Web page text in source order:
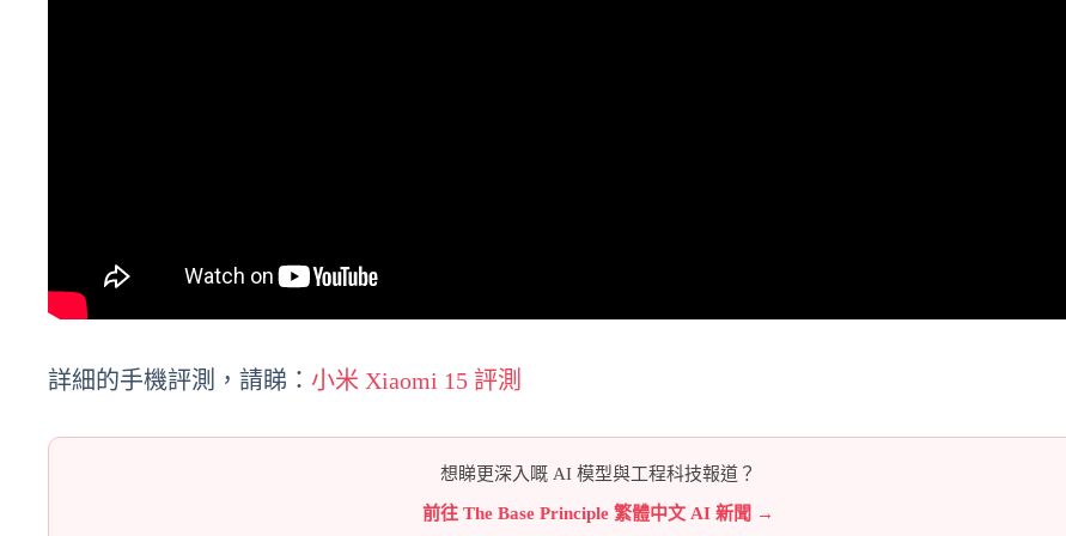
詳細的手機評測，請睇： 小米 Xiaomi 15 評測
想睇更深入嘅 AI 模型與工程科技報道？
前往 The Base Principle 繁體中文 AI 新聞 →